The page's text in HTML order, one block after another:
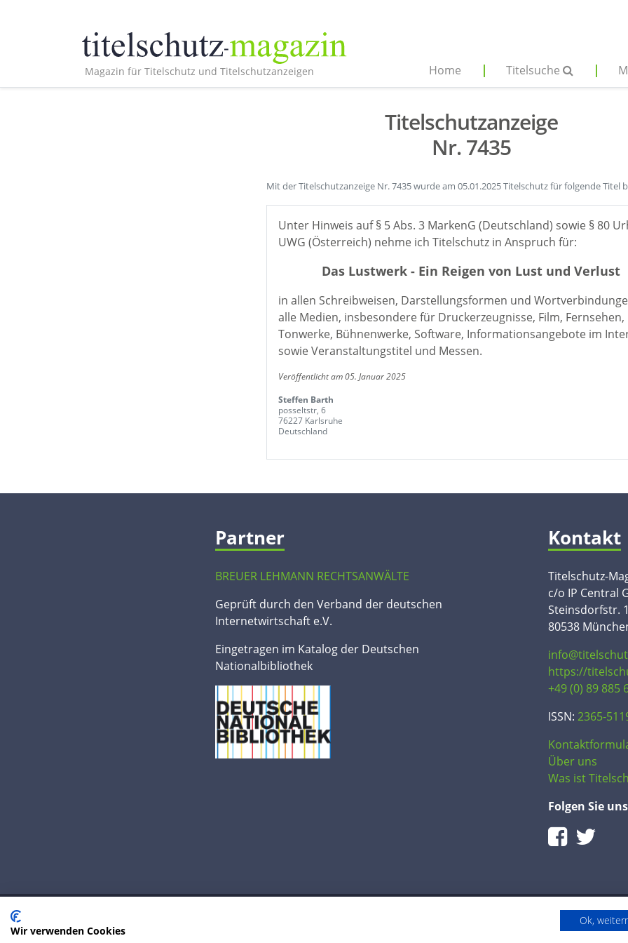
Magazin für Titelschutz und Titelschutzanzeigen Home Titelsuche
Titelschutzanzeige
Nr. 7435
Mit der Titelschutzanzeige Nr. 7435 wurde am 05.01.2025 Titelschutz für folgende Titel
Unter Hinweis auf § 5 Abs. 3 MarkenG (Deutschland) sowie § 80
UWG (Österreich) nehme ich Titelschutz in Anspruch für:
Das Lustwerk - Ein Reigen von Lust und Verlust
in allen Schreibweisen, Darstellungsformen und
alle Medien, insbesondere für Druckerzeugnisse, Film, Fernsehen,
Tonwerke, Bühnenwerke, Software, Informationsangebote im
sowie Veranstaltungstitel und Messen.
Veröffentlicht am 05. Januar 2025
Steffen Barth
posseltstr, 6
76227 Karlsruhe
Deutschland
Partner
BREUER LEHMANN RECHTSANWÄLTE
Geprüft durch den Verband der deutschen
Internetwirtschaft e.V.
Eingetragen im Katalog der Deutschen
Nationalbibliothek
Kontakt
Titelschutz-
c/o IP Central
Steinsdorfstr.
80538
https://
+49 (0) 89 885
ISSN: 2365-
Über uns
Was ist
Folgen Sie uns
© 2020 IP Central GmbH
Wir verwenden Cookies
Ok,